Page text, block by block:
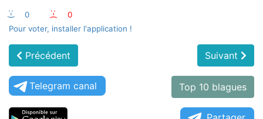
:-) 0 :-(
0
Pour voter, installer l'application !
Précédent Suivant
Telegram canal Top 10 blagues